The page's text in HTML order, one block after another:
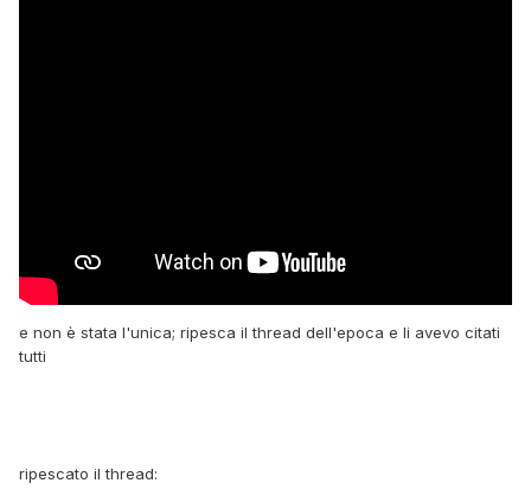
e non è stata l'unica; ripesca il thread dell'epoca e li avevo citati
tutti
ripescato il thread: